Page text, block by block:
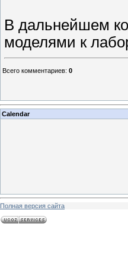
В дальнейшем
моделями к
Всего комментариев: 0
Calendar
Полная версия сайта